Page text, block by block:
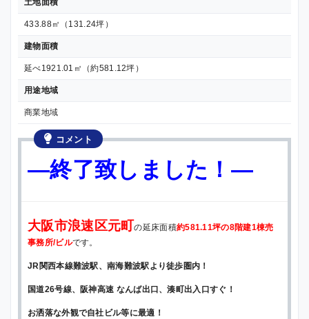
土地面積
433.88㎡（131.24坪）
建物面積
延べ1921.01㎡（約581.12坪）
用途地域
商業地域
コメント
—終了致しました！—
大阪市浪速区元町の延床面積約581.11坪の8階建1棟売
事務所/ビルです。
JR関西本線難波駅、南海難波駅より徒歩圏内！
国道26号線、阪神高速 なんば出口、湊町出入口すぐ！
お洒落な外観で自社ビル等に最適！